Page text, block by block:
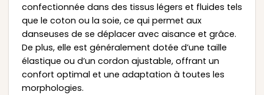
confectionnée dans des tissus légers et fluides tels
que le coton ou la soie, ce qui permet aux
danseuses de se déplacer avec aisance et grâce.
De plus, elle est généralement dotée d’une taille
élastique ou d’un cordon ajustable, offrant un
confort optimal et une adaptation à toutes les
morphologies.